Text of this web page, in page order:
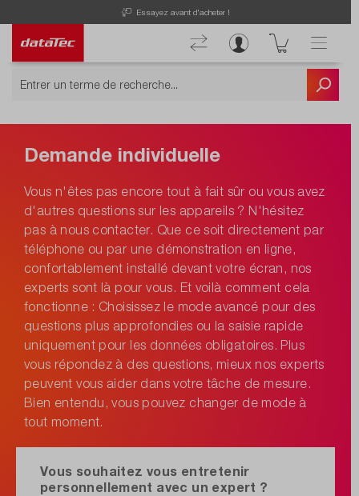
Essayez avant d'acheter !
Demande individuelle
Vous n'êtes pas encore tout à fait sûr ou vous avez
d'autres questions sur les appareils ? N'hésitez
pas à nous contacter. Que ce soit directement par
téléphone ou par une démonstration en ligne,
confortablement installé devant votre écran, nos
experts sont là pour vous. Et voilà comment cela
fonctionne : Choisissez le mode avancé pour des
questions plus approfondies ou la saisie rapide
uniquement pour les données obligatoires. Plus
vous répondez à des questions, mieux nos experts
peuvent vous aider dans votre tâche de mesure.
Bien entendu, vous pouvez changer de mode à
tout moment.
Vous souhaitez vous entretenir
personnellement avec un expert ?